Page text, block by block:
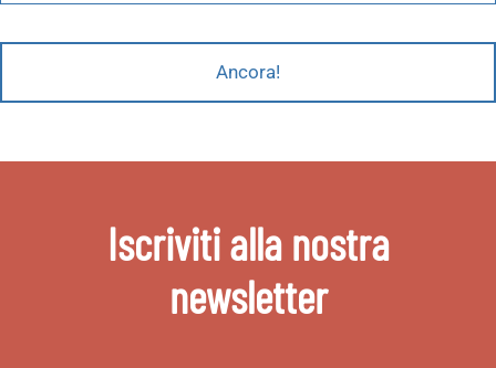
Ancora!
Iscriviti alla nostra
newsletter